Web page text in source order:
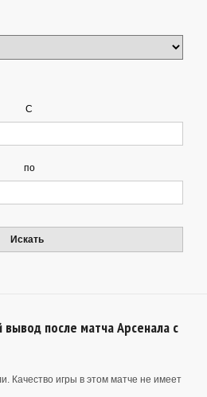
С
по
Искать
вывод после матча Арсенала с
Качество игры в этом матче не имеет